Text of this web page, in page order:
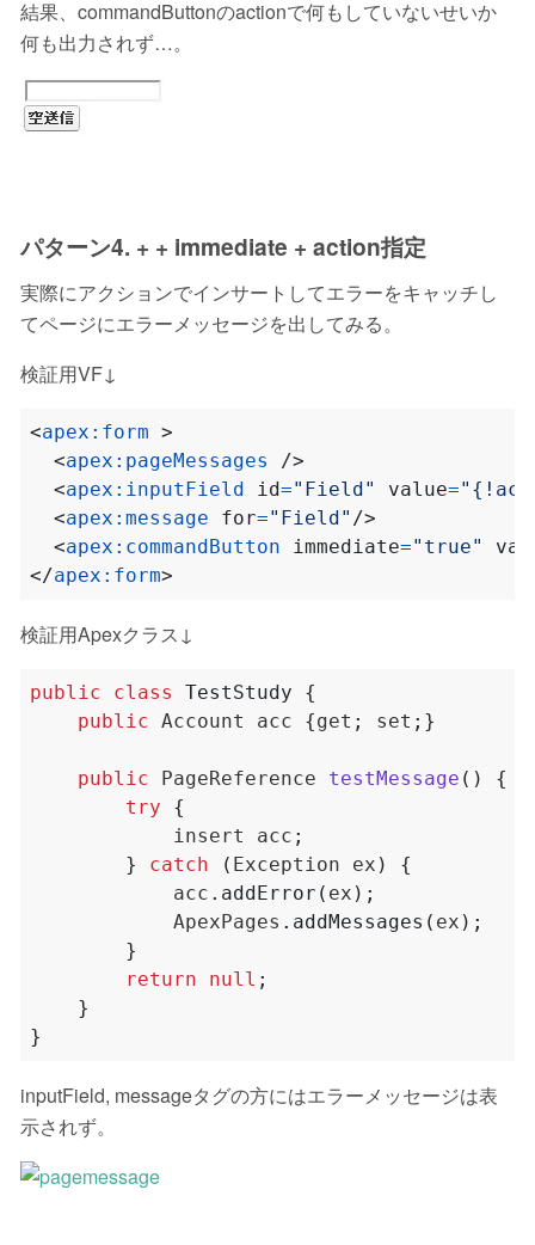
結果、commandButtonのactionで何もしていないせいか
何も出力されず…。
パターン4. + + immediate + action指定
実際にアクションでインサートしてエラーをキャッチし
てページにエラーメッセージを出してみる。
検証用VF↓
<apex:form >
<apex:pageMessages
/>
<apex:inputField id="Field" value=
<apex:message for="Field" />
<apex:commandButton immediate="true"
</apex:form>
検証用Apexクラス↓
public class TestStudy
{
public Account acc {get ; set ;}
public PageReference testMessage ()
{
try
{
insert
acc ;
}
catch ( Exception ex )
{
acc . addError ( ex );
ApexPages . addMessages ( ex );
}
return
null ;
}
}
inputField, messageタグの方にはエラーメッセージは表
示されず。